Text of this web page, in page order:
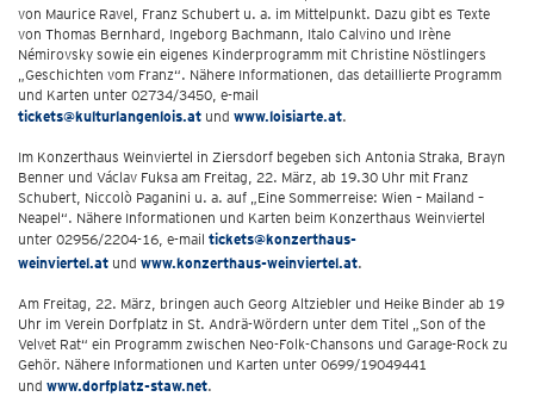
von Maurice Ravel, Franz Schubert u. a. im Mittelpunkt. Dazu gibt es Texte
von Thomas Bernhard, Ingeborg Bachmann, Italo Calvino und Irène
Némirovsky sowie ein eigenes Kinderprogramm mit Christine Nöstlingers
„Geschichten vom Franz“. Nähere Informationen, das detaillierte Programm
und Karten unter 02734/3450, e-mail
tickets@kulturlangenlois.at und www.loisiarte.at.
Im Konzerthaus Weinviertel in Ziersdorf begeben sich Antonia Straka, Brayn
Benner und Václav Fuksa am Freitag, 22. März, ab 19.30 Uhr mit Franz
Schubert, Niccolò Paganini u. a. auf „Eine Sommerreise: Wien – Mailand –
Neapel“. Nähere Informationen und Karten beim Konzerthaus Weinviertel
unter 02956/2204-16, e-mail tickets@konzerthaus-
weinviertel.at und www.konzerthaus-weinviertel.at.
Am Freitag, 22. März, bringen auch Georg Altziebler und Heike Binder ab 19
Uhr im Verein Dorfplatz in St. Andrä-Wördern unter dem Titel „Son of the
Velvet Rat“ ein Programm zwischen Neo-Folk-Chansons und Garage-Rock zu
Gehör. Nähere Informationen und Karten unter 0699/19049441
und www.dorfplatz-staw.net.